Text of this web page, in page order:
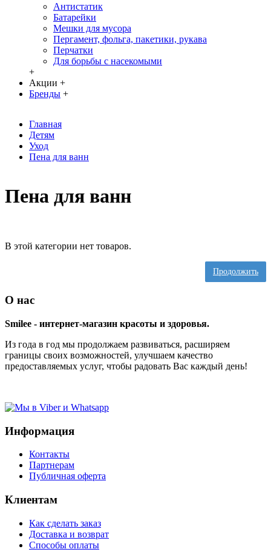
Антистатик
Батарейки
Мешки для мусора
Пергамент, фольга, пакетики, рукава
Перчатки
Для борьбы с насекомыми
+
Акции +
Бренды +
Главная
Детям
Уход
Пена для ванн
Пена для ванн
В этой категории нет товаров.
Продолжить
О нас
Smilee - интернет-магазин красоты и здоровья.
Из года в год мы продолжаем развиваться, расширяем
границы своих возможностей, улучшаем качество
предоставляемых услуг, чтобы радовать Вас каждый день!
Информация
Контакты
Партнерам
Публичная оферта
Клиентам
Как сделать заказ
Доставка и возврат
Способы оплаты